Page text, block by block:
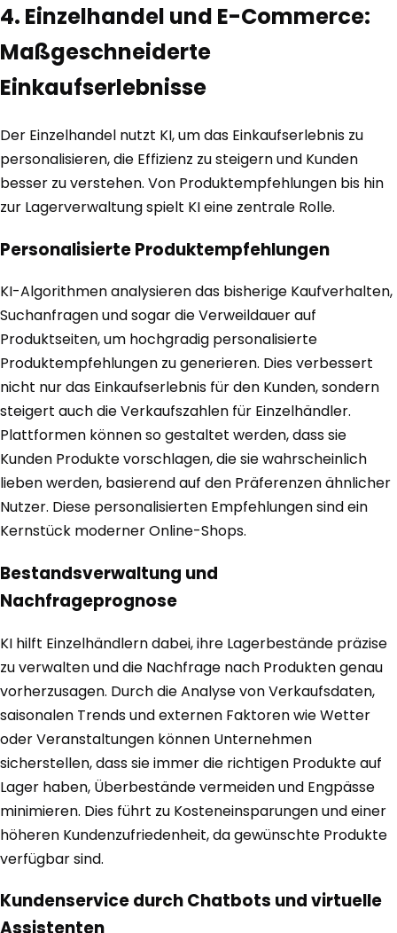
4. Einzelhandel und E-Commerce:
Maßgeschneiderte
Einkaufserlebnisse
Der Einzelhandel nutzt KI, um das Einkaufserlebnis zu
personalisieren, die Effizienz zu steigern und Kunden
besser zu verstehen. Von Produktempfehlungen bis hin
zur Lagerverwaltung spielt KI eine zentrale Rolle.
Personalisierte Produktempfehlungen
KI-Algorithmen analysieren das bisherige Kaufverhalten,
Suchanfragen und sogar die Verweildauer auf
Produktseiten, um hochgradig personalisierte
Produktempfehlungen zu generieren. Dies verbessert
nicht nur das Einkaufserlebnis für den Kunden, sondern
steigert auch die Verkaufszahlen für Einzelhändler.
Plattformen können so gestaltet werden, dass sie
Kunden Produkte vorschlagen, die sie wahrscheinlich
lieben werden, basierend auf den Präferenzen ähnlicher
Nutzer. Diese personalisierten Empfehlungen sind ein
Kernstück moderner Online-Shops.
Bestandsverwaltung und
Nachfrageprognose
KI hilft Einzelhändlern dabei, ihre Lagerbestände präzise
zu verwalten und die Nachfrage nach Produkten genau
vorherzusagen. Durch die Analyse von Verkaufsdaten,
saisonalen Trends und externen Faktoren wie Wetter
oder Veranstaltungen können Unternehmen
sicherstellen, dass sie immer die richtigen Produkte auf
Lager haben, Überbestände vermeiden und Engpässe
minimieren. Dies führt zu Kosteneinsparungen und einer
höheren Kundenzufriedenheit, da gewünschte Produkte
verfügbar sind.
Kundenservice durch Chatbots und virtuelle